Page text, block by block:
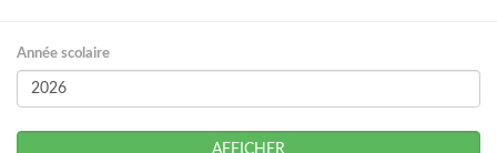
Année scolaire
AFFICHER